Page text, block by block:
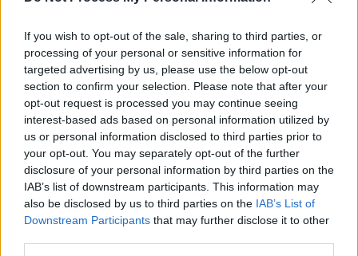
If you wish to opt-out of the sale, sharing to third parties, or
processing of your personal or sensitive information for
targeted advertising by us, please use the below opt-out
section to confirm your selection. Please note that after your
opt-out request is processed you may continue seeing
interest-based ads based on personal information utilized by
us or personal information disclosed to third parties prior to
your opt-out. You may separately opt-out of the further
disclosure of your personal information by third parties on the
IAB’s list of downstream participants. This information may
also be disclosed by us to third parties on the IAB’s List of
Downstream Participants that may further disclose it to other
Categorías
CLÁSICAS
CRÓNICAS
CURIOSIDADES
ESTADÍSTICAS